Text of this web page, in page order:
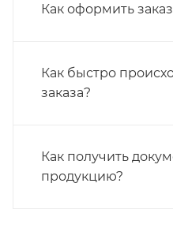
Как оформить
Как быстро
заказа?
Как получить
продукцию?